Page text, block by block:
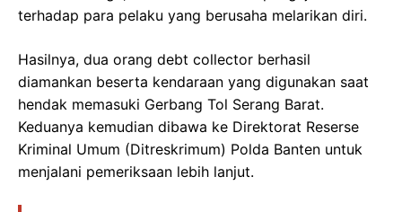
terhadap para pelaku yang berusaha melarikan diri.
Hasilnya, dua orang debt collector berhasil
diamankan beserta kendaraan yang digunakan saat
hendak memasuki Gerbang Tol Serang Barat.
Keduanya kemudian dibawa ke Direktorat Reserse
Kriminal Umum (Ditreskrimum) Polda Banten untuk
menjalani pemeriksaan lebih lanjut.